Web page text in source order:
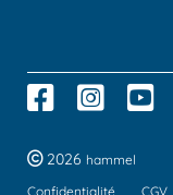
2026 hammel
Confidentialité
CGV